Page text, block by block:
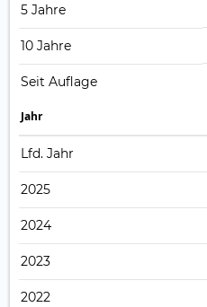
5 Jahre
10 Jahre
Seit Auflage
Jahr
Lfd. Jahr
2025
2024
2023
2022